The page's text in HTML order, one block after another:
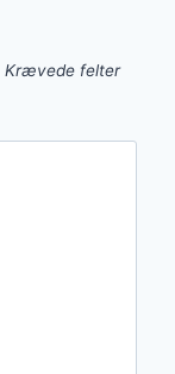
Krævede felter